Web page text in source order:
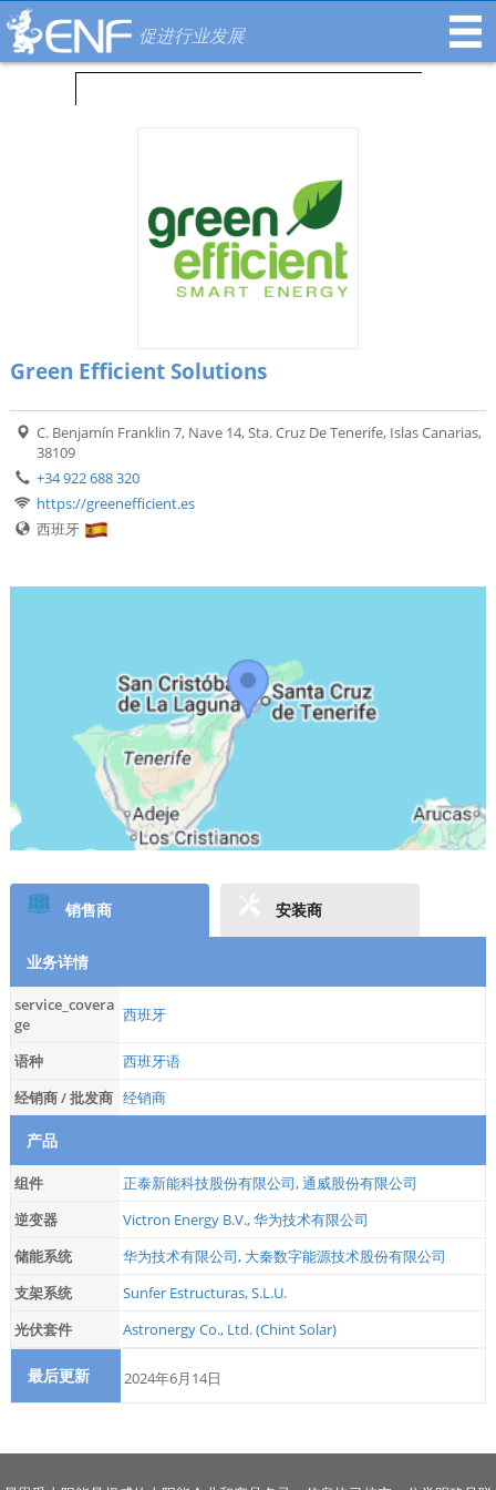
促进行业发展
Green Efficient Solutions
C. Benjamín Franklin 7, Nave 14, Sta. Cruz De Tenerife, Islas Canarias,
38109
+34 922 688 320
https://greenefficient.es
西班牙
销售商 安装商
业务详情
service_covera
ge
西班牙
语种
西班牙语
经销商 / 批发商 经销商
产品
组件 正泰新能科技股份有限公司,通威股份有限公司
逆变器
Victron Energy B.V.,华为技术有限公司
储能系统
华为技术有限公司, 大秦数字能源技术股份有限公司
支架系统
Sunfer Estructuras, S.L.U.
光伏套件
Astronergy Co., Ltd. (Chint Solar)
最后更新 2024年6月14日